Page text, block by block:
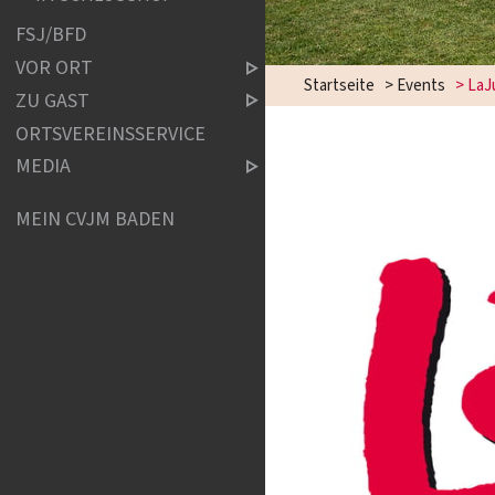
Startseite >Events >
FSJ/BFD
VOR ORT
ZU GAST
ORTSVEREINSSERVICE
MEDIA
MEIN CVJM BADEN